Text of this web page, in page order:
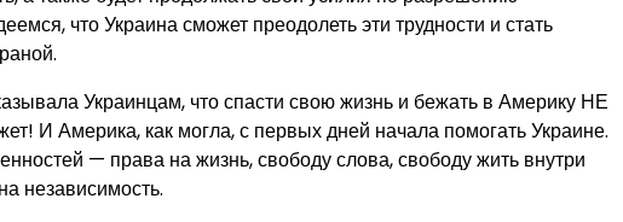
что Украина сможет преодолеть эти трудности и стать
Украинцам, что спасти свою жизнь и бежать в Америку НЕ
И Америка, как могла, с первых дней начала помогать Украине.
— права на жизнь, свободу слова, свободу жить внутри
независимость.